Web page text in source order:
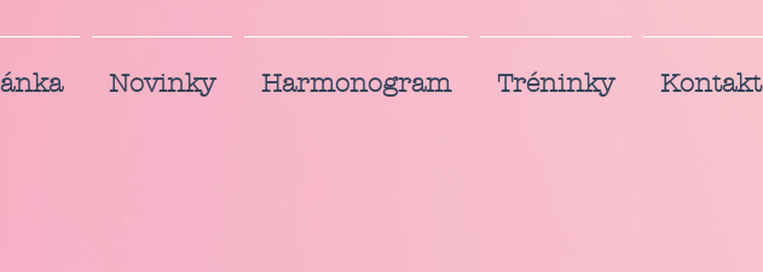
Novinky Harmonogram Tréninky Kontakt